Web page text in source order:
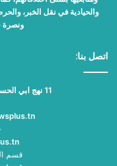
والحيادية في نقل الخبر،
ونصرة
اتصل بنا:
11 نهج ابي الحسن الحضرمي- منوبة - تونس
قسم